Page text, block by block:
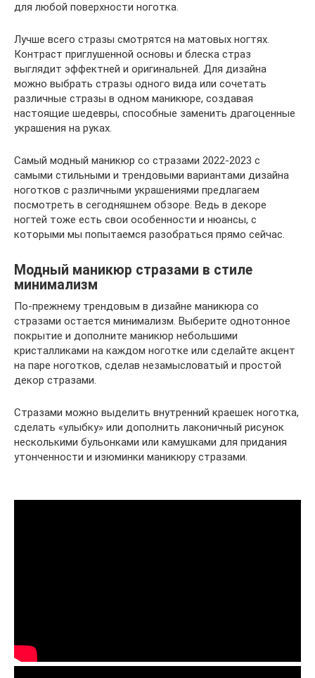
для любой поверхности ноготка.
Лучше всего стразы смотрятся на матовых ногтях.
Контраст приглушенной основы и блеска страз
выглядит эффектней и оригинальней. Для дизайна
можно выбрать стразы одного вида или сочетать
различные стразы в одном маникюре, создавая
настоящие шедевры, способные заменить драгоценные
украшения на руках.
Самый модный маникюр со стразами 2022-2023 с
самыми стильными и трендовыми вариантами дизайна
ноготков с различными украшениями предлагаем
посмотреть в сегодняшнем обзоре. Ведь в декоре
ногтей тоже есть свои особенности и нюансы, с
которыми мы попытаемся разобраться прямо сейчас.
Модный маникюр стразами в стиле
минимализм
По-прежнему трендовым в дизайне маникюра со
стразами остается минимализм. Выберите однотонное
покрытие и дополните маникюр небольшими
кристалликами на каждом ноготке или сделайте акцент
на паре ноготков, сделав незамысловатый и простой
декор стразами.
Стразами можно выделить внутренний краешек ноготка,
сделать «улыбку» или дополнить лаконичный рисунок
несколькими бульонками или камушками для придания
утонченности и изюминки маникюру стразами.